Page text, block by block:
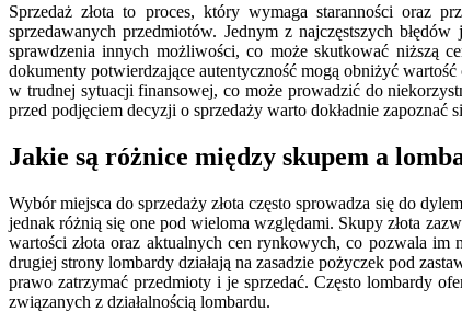
Sprzedaż złota to proces, który wymaga staranności oraz
sprzedawanych przedmiotów. Jednym z najczęstszych
sprawdzenia innych możliwości, co może skutkować niższą
dokumenty potwierdzające autentyczność mogą obniżyć
w trudnej sytuacji finansowej, co może prowadzić do
przed podjęciem decyzji o sprzedaży warto dokładnie
Jakie są różnice między skupem a
Wybór miejsca do sprzedaży złota często sprowadza się do
jednak różnią się one pod wieloma względami. Skupy złota
wartości złota oraz aktualnych cen rynkowych, co pozwala im
drugiej strony lombardy działają na zasadzie pożyczek pod
prawo zatrzymać przedmioty i je sprzedać. Często lombardy
związanych z działalnością lombardu.